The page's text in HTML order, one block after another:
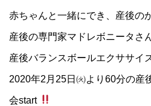
赤ちゃんと一緒にでき、産後の
産後の専門家マドレボニータさ
産後バランスボールエクササイ
2020年2月25日㈫より60分の産
会start